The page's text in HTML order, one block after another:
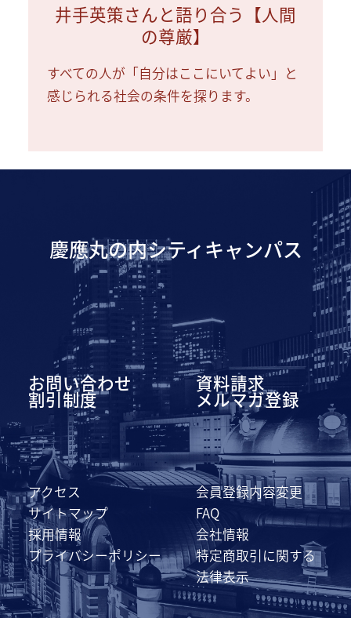
井手英策さんと語り合う【人間
の尊厳】
すべての人が「自分はここにいてよい」と
感じられる社会の条件を探ります。
慶應丸の内シティキャンパス
お問い合わせ 資料請求
割引制度 メルマガ登録
アクセス
会員登録内容変更
サイトマップ
FAQ
採用情報
会社情報
プライバシーポリシー
特定商取引に関する
法律表示